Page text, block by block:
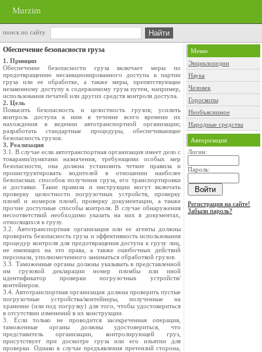
Murzim
поиск по сайту
Обеспечение безопасности груза
1. Принцип
Обеспечение безопасности груза включает меры по
предотвращению несанкционированного доступа к партии
груза или ее обработке, а также меры, препятствующие
незаконному доступу к содержимому груза путем, например,
использования печатей или других средств контроля доступа.
2. Цель
Повысить безопасность и целостность грузов; усилить
контроль доступа к ним в течение всего времени их
нахождения в ведении автотранспортной организации;
разработать стандартные процедуры, обеспечивающие
безопасность грузов.
3. Реализация
3.1. В случае если автотранспортная организация имеет дело с
товарами/пунктами назначения, требующими особых мер
безопасности, она должна установить четкие правила и
проинструктировать водителей в отношении наиболее
безопасных способов получения груза, его транспортировки
и доставки. Такие правила и инструкции могут включать
проверку целостности погрузочных устройств, проверку
пломб и номеров пломб, проверку документации, а также
прочие доступные способы контроля. В случае обнаружения
несоответствий необходимо указать на них в документах,
относящихся к грузу.
3.2. Автотранспортная организация или ее агенты должны
проверить безопасность груза и эффективность использования
процедур контроля для предотвращения доступа к грузу лиц,
не имеющих на это права, а также ошибочных действий
персонала, уполномоченного заниматься обработкой грузов.
3.3. Таможенные органы должны указывать в представленной
им грузовой декларации номер пломбы или иной
идентификатор проверки погрузочных устройств/
контейнеров.
3.4. Автотранспортная организация должна проверить пустые
погрузочные устройства/контейнеры, полученные на
хранение (или под погрузку) для того, чтобы удостовериться
в отсутствии изменений в их конструкции.
3. Если только не проводится засекреченная операция,
таможенные органы должны удостовериться, что
представитель организации, контролирующей груз,
присутствует при досмотре груза или его изъятии для
проверки. Однако в случае предъявления претензий сторона,
Меню
Энциклопедии
Наука
Человек
Гороскопы
Необъяснимое
Народные средства
Авторизация
Логин:
Пароль:
Регистрация на сайте!
Забыли пароль?